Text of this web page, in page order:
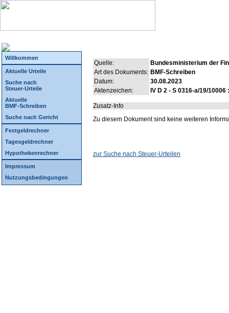
Willkommen
Aktuelle Urteile
Suche nach
Steuer-Urteile
Aktuelle
BMF-Schreiben
Suche nach Gericht
Festgeldrechner
Tagesgeldrechner
Hypothekenrechner
Impressum
Nutzungsbedingungen
Quelle:
Bundesministerium der
Art des Dokuments: BMF-Schreiben
Datum:
30.08.2023
Aktenzeichen:
IV D 2 - S 0316-a/19/10006
Zusatz-Info
Zu diesem Dokument sind keine weiteren
zur Suche nach Steuer-Urteilen